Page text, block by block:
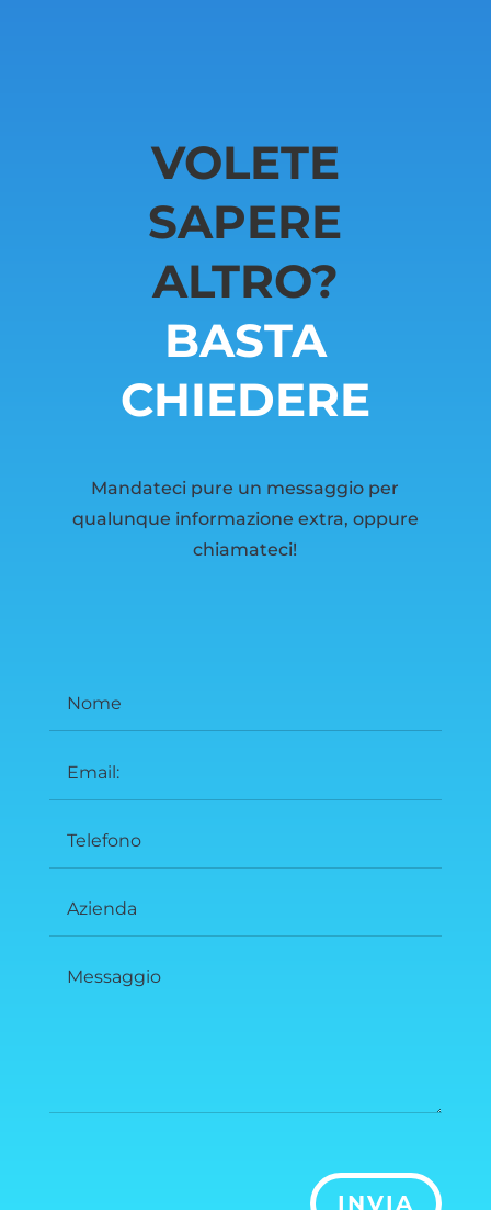
VOLETE
SAPERE
ALTRO?
BASTA
CHIEDERE
Mandateci pure un messaggio per
qualunque informazione extra, oppure
chiamateci!
INVIA